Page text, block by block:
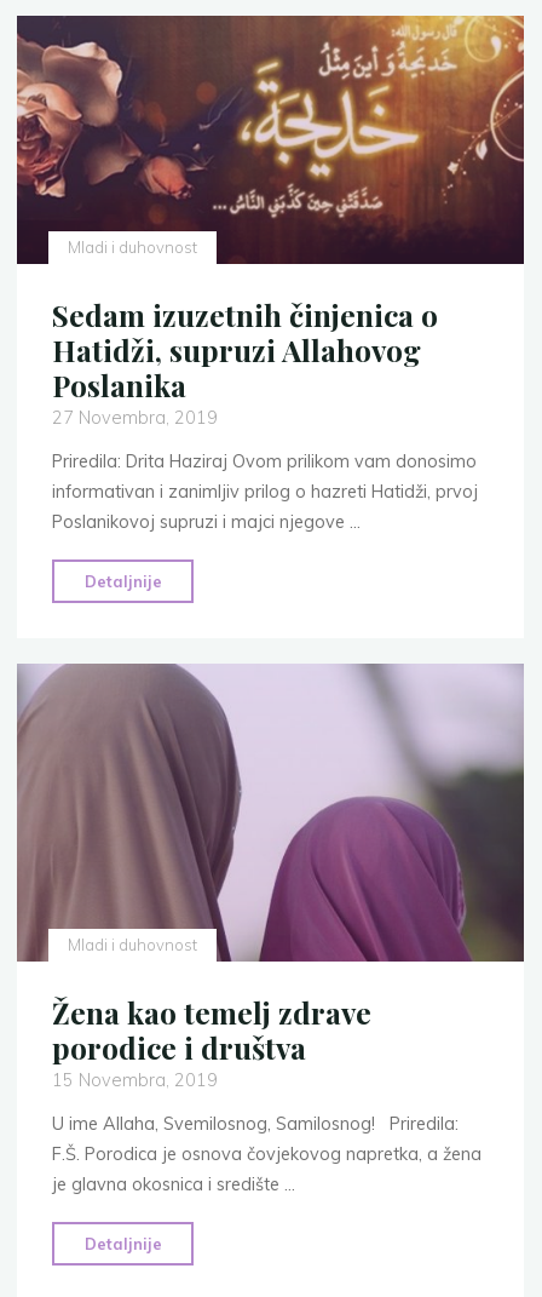
Mladi i duhovnost
Sedam izuzetnih činjenica o
Hatidži, supruzi Allahovog
Poslanika
27 Novembra, 2019
Priredila: Drita Haziraj Ovom prilikom vam donosimo
informativan i zanimljiv prilog o hazreti Hatidži, prvoj
Poslanikovoj supruzi i majci njegove …
Detaljnije
izuzetnih
o
Hatidži,
supruzi
Allahovog
Poslanika"
Mladi i duhovnost
Žena kao temelj zdrave
porodice i društva
15 Novembra, 2019
U ime Allaha, Svemilosnog, Samilosnog! Priredila:
F.Š. Porodica je osnova čovjekovog napretka, a žena
je glavna okosnica i središte …
Detaljnije